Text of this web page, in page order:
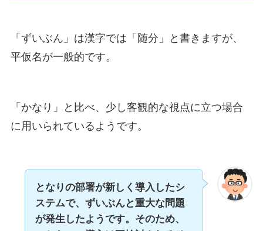
「ずいぶん」は漢字では「随分」と書きますが、
平仮名が一般的です。
「かなり」と比べ、少し客観的な視点に立つ場合
に用いられているようです。
となりの部署が新しく導入したシ
ステムで、ずいぶんと重大な問題
が発生したようです。そのため、